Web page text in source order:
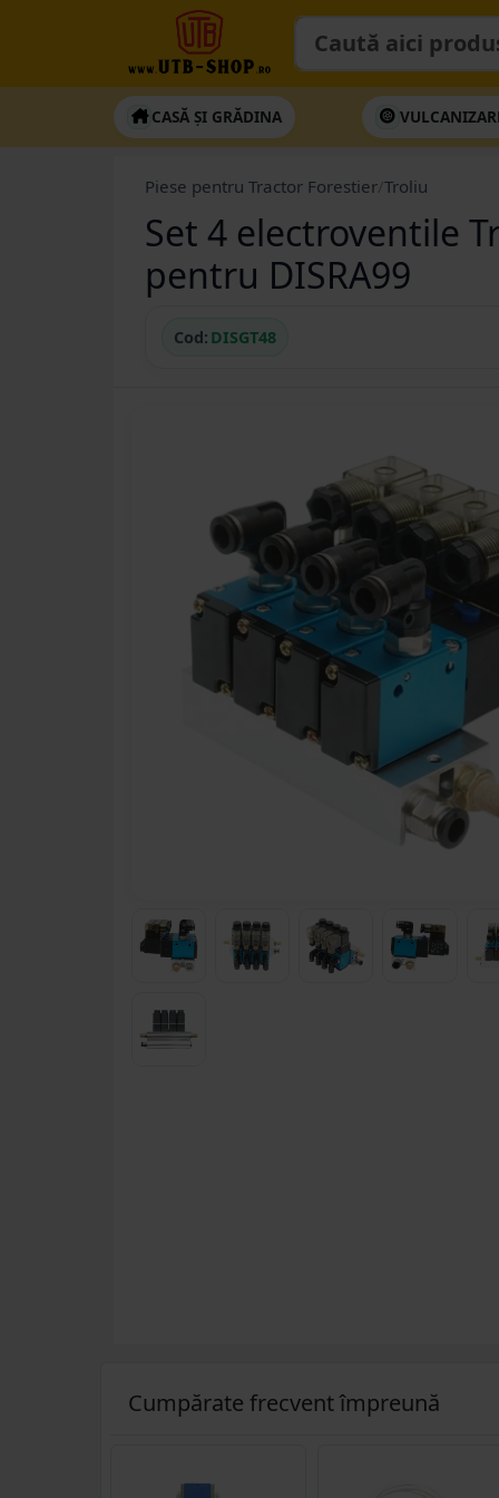
CASĂ ȘI GRĂDINA
Piese pentru Tractor Forestier Troliu
Set 4 electroventile
pentru DISRA99
Cod: DISGT48
Cumpărate frecvent împreună